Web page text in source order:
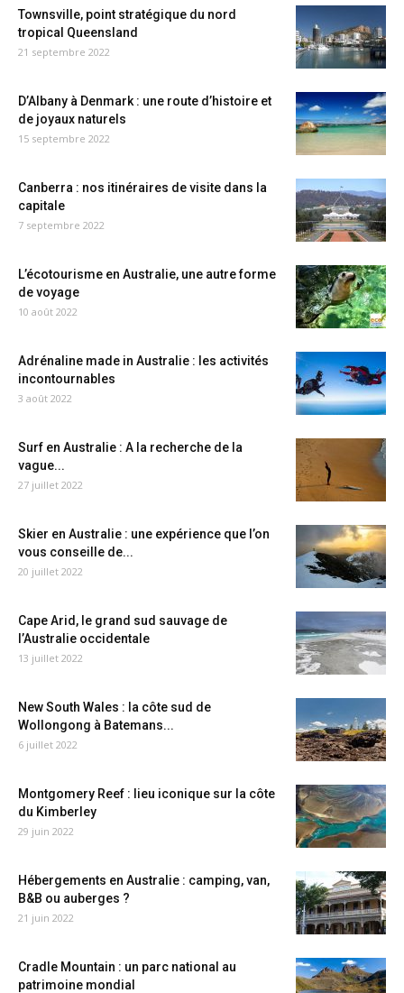
Townsville, point stratégique du nord
tropical Queensland
21 septembre 2022
D’Albany à Denmark : une route d’histoire et
de joyaux naturels
15 septembre 2022
Canberra : nos itinéraires de visite dans la
capitale
7 septembre 2022
L’écotourisme en Australie, une autre forme
de voyage
10 août 2022
Adrénaline made in Australie : les activités
incontournables
3 août 2022
Surf en Australie : A la recherche de la
vague...
27 juillet 2022
Skier en Australie : une expérience que l’on
vous conseille de...
20 juillet 2022
Cape Arid, le grand sud sauvage de
l’Australie occidentale
13 juillet 2022
New South Wales : la côte sud de
Wollongong à Batemans...
6 juillet 2022
Montgomery Reef : lieu iconique sur la côte
du Kimberley
29 juin 2022
Hébergements en Australie : camping, van,
B&B ou auberges ?
21 juin 2022
Cradle Mountain : un parc national au
patrimoine mondial